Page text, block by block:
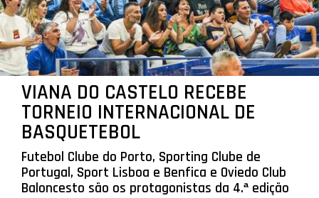
VIANA DO CASTELO RECEBE
TORNEIO INTERNACIONAL DE
BASQUETEBOL
Futebol Clube do Porto, Sporting Clube de
Portugal, Sport Lisboa e Benfica e Oviedo Club
Baloncesto são os protagonistas da 4.ª edição